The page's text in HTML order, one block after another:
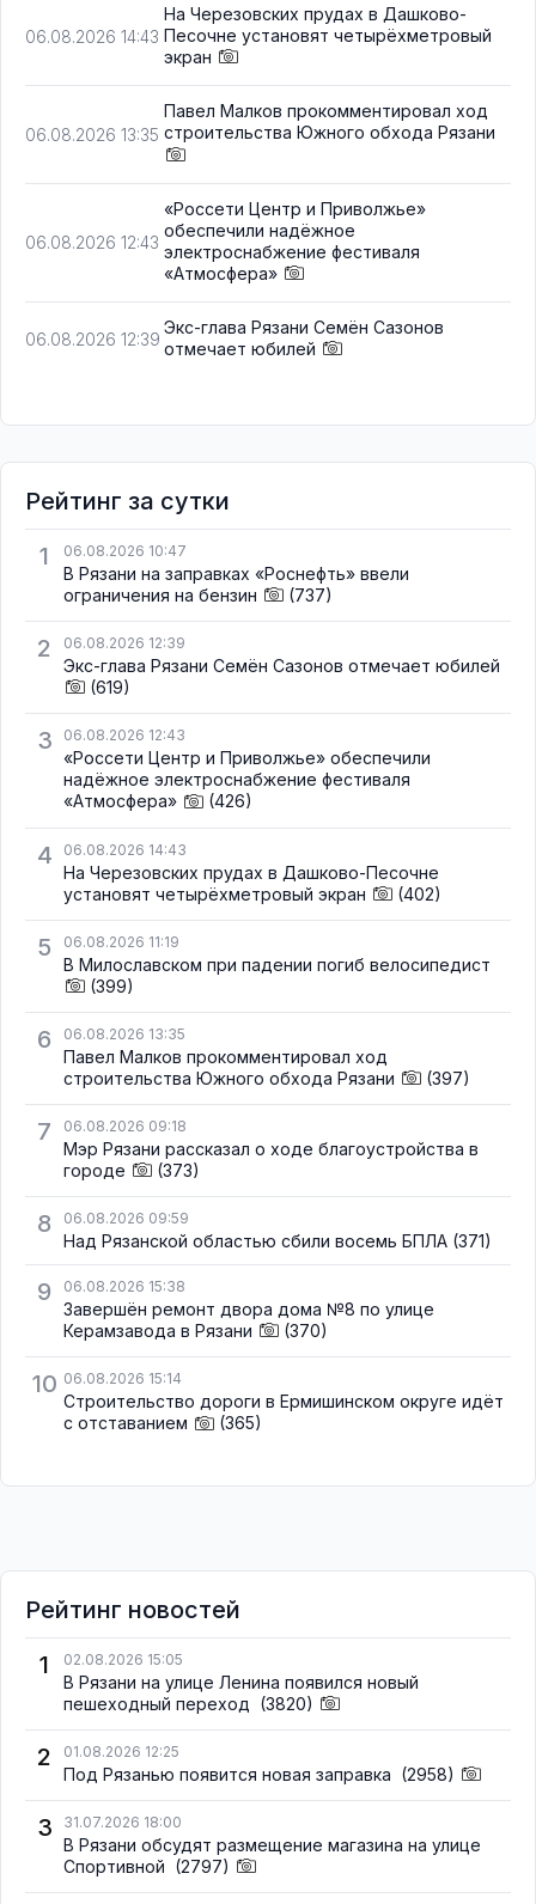
06.08.2026 14:43
На Черезовских прудах в Дашково-
Песочне установят четырёхметровый
экран
06.08.2026 13:35
Павел Малков прокомментировал ход
строительства Южного обхода Рязани
06.08.2026 12:43
«Россети Центр и Приволжье»
обеспечили надёжное
электроснабжение фестиваля
«Атмосфера»
06.08.2026 12:39
Экс-глава Рязани Семён Сазонов
отмечает юбилей
Рейтинг за сутки
1
06.08.2026 10:47
В Рязани на заправках «Роснефть» ввели
ограничения на бензин
(737)
2 06.08.2026 12:39
Экс-глава Рязани Семён Сазонов отмечает юбилей
(619)
3 06.08.2026 12:43
«Россети Центр и Приволжье» обеспечили
надёжное электроснабжение фестиваля
«Атмосфера»
(426)
4 06.08.2026 14:43
На Черезовских прудах в Дашково-Песочне
установят четырёхметровый экран
(402)
5 06.08.2026 11:19
В Милославском при падении погиб велосипедист
(399)
6 06.08.2026 13:35
Павел Малков прокомментировал ход
строительства Южного обхода Рязани
(397)
7 06.08.2026 09:18
Мэр Рязани рассказал о ходе благоустройства в
городе
(373)
8 06.08.2026 09:59
Над Рязанской областью сбили восемь БПЛА (371)
9 06.08.2026 15:38
Завершён ремонт двора дома №8 по улице
Керамзавода в Рязани
(370)
10 06.08.2026 15:14
Строительство дороги в Ермишинском округе идёт
с отставанием
(365)
Рейтинг новостей
1
02.08.2026 15:05
В Рязани на улице Ленина появился новый
пешеходный переход (3820)
2 01.08.2026 12:25
Под Рязанью появится новая заправка (2958)
3 31.07.2026 18:00
В Рязани обсудят размещение магазина на улице
Спортивной (2797)